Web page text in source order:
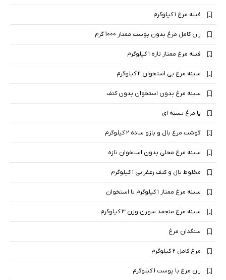
فیله مرغ ۱ کیلوگرم
ران کامل مرغ بدون پوست ممتاز 1000 گرم
فیله مرغ ممتاز تازه ۱ کیلوگرم
سینه مرغ بی استخوان ۲ کیلوگرم
سینه مرغ بدون استخوان بدون کتف
پا مرغ بسته ای
گوشت مرغ بال و بازو ساده ۲ کیلوگرم
سینه مرغ محلی بدون استخوان تازه
مخلوط بال و کتف زعفرانی ۱ کیلوگرم
سینه مرغ ممتاز ۱ کیلوگرم با استخوان
سینه مرغ منجمد سورن وزن ۳ کیلوگرم
سنگدان مرغ
مرغ کامل ۲ کیلوگرم
ران مرغ با پوست 1 کیلوگرم